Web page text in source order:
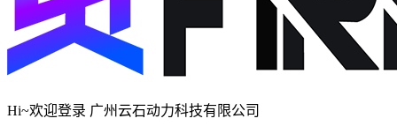
Hi~欢迎登录 广州云石动力科技有限公司